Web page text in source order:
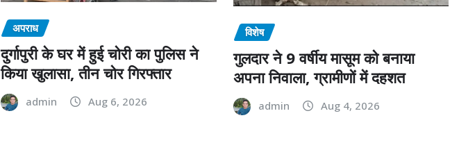
अपराध
दुर्गापुरी के घर में हुई चोरी का पुलिस ने
किया खुलासा, तीन चोर गिरफ्तार
admin Aug 6, 2026
विशेष
गुलदार ने 9 वर्षीय मासूम को बनाया
अपना निवाला, ग्रामीणों में दहशत
admin Aug 4, 2026